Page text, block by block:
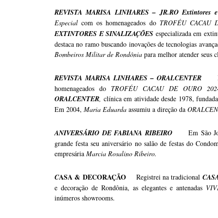
REVISTA MARISA LINHARES – JR.RO Extintores e
Especialcom os homenageados do TROFÉU CACAU
EXTINTORES E SINALIZAÇÕES especializada em
destaca no ramo buscando inovações de tecnologias
Bombeiros Militar de Rondôniapara melhor atender seus
REVISTA MARISA LINHARES – ORALCENTER
homenageados do TROFÉU CACAU DE OURO
ORALCENTER, clínica em atividade desde 1978,
Em 2004,Maria Eduardaassumiu a direção da
ANIVERSÁRIO DE FABIANA RIBEIRO
Em São
grande festa seu aniversário no salão de festas do
empresáriaMarcia Rosalino Ribeiro.
CASA & DECORAÇÃO Registrei na tradicional
e decoração de Rondônia, as elegantes e antenadas
inúmeros showrooms.